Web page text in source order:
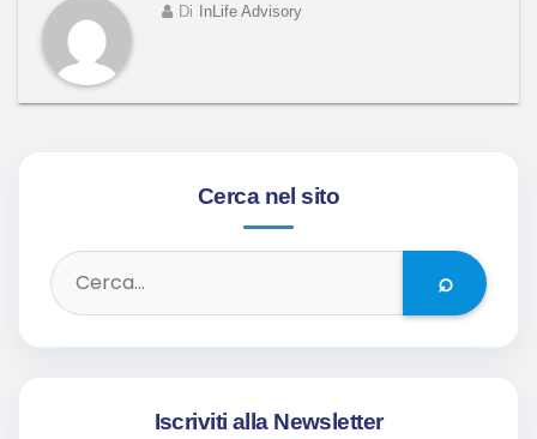
Di InLife Advisory
Cerca nel sito
⌕
Iscriviti alla Newsletter